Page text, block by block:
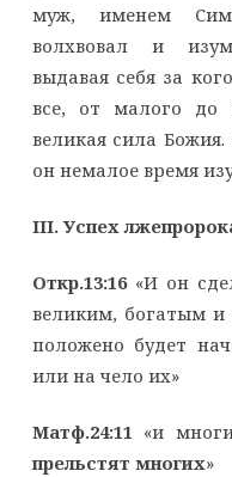
муж, именем
волхвовал и
выдавая себя за
все, от малого до
великая сила Божия.
он немалое время
III. Успех
Откр.13:16«И он
великим, богатым
положено будет
или на чело их»
Матф.24:11«и
прельстят многих»